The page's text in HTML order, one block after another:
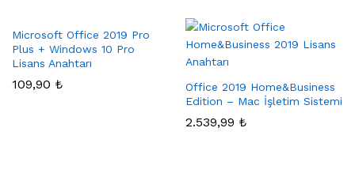
Microsoft Office 2019 Pro
Plus + Windows 10 Pro
Lisans Anahtarı
109,90 ₺
Office 2019 Home&Business
Edition – Mac İşletim Sistemi
2.539,99 ₺